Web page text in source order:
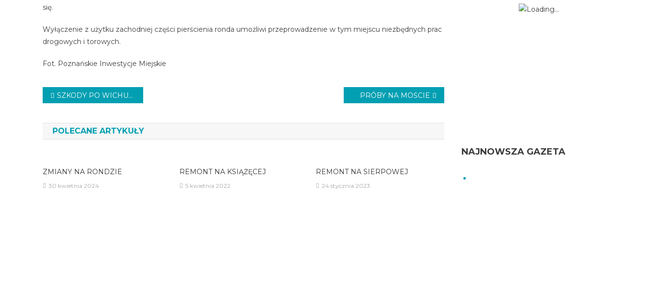
się.
Wyłączenie z użytku zachodniej części pierścienia ronda umożliwi przeprowadzenie w tym miejscu niezbędnych prac
drogowych i torowych.
Fot. Poznańskie Inwestycje Miejskie
Nawigacja
SZKODY PO WICHURZE PRÓBY NA MOŚCIE
POLECANE ARTYKUŁY
ZMIANY NA RONDZIE
30 kwietnia 2024
REMONT NA KSIĄŻĘCEJ
5 kwietnia 2022
REMONT NA SIERPOWEJ
24 stycznia 2023
NAJNOWSZA GAZETA